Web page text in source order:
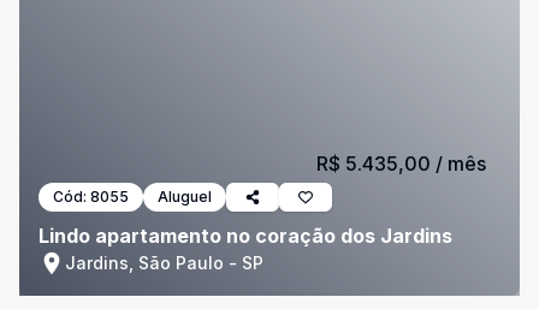
Cód: 8055 Aluguel
Lindo apartamento no coração dos Jardins
Jardins, São Paulo - SP
R$ 5.435,00 / mês